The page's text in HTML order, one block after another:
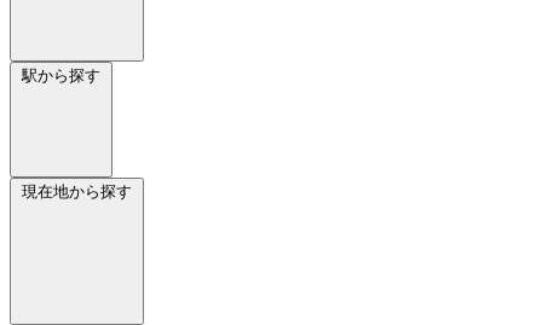
駅から探す
現在地から探す